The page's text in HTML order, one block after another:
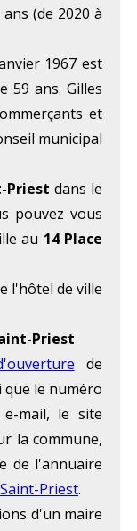
(de 2020 à
1967 est
59 ans. Gilles
et
municipal
Priest dans le
pouvez vous
au 14 Place
l'hôtel de ville
Priest
de
que le numéro
mail, le site
la commune,
de l'annuaire
Priest.
d'un maire